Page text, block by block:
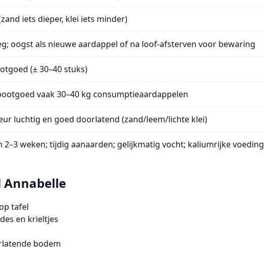
iets dieper, klei iets minder)
oogst als nieuwe aardappel of na loof-afsterven voor bewaring
(±30–40 stuks)
vaak30–40 kg consumptieaardappelen
luchtig en goed doorlatend (zand/leem/lichte klei)
2–3 weken; tijdig aanaarden; gelijkmatig vocht; kaliumrijke voeding
tafel
en krieltjes
bodem